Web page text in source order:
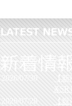
2026/07/30
【新
2026/07/28
【親